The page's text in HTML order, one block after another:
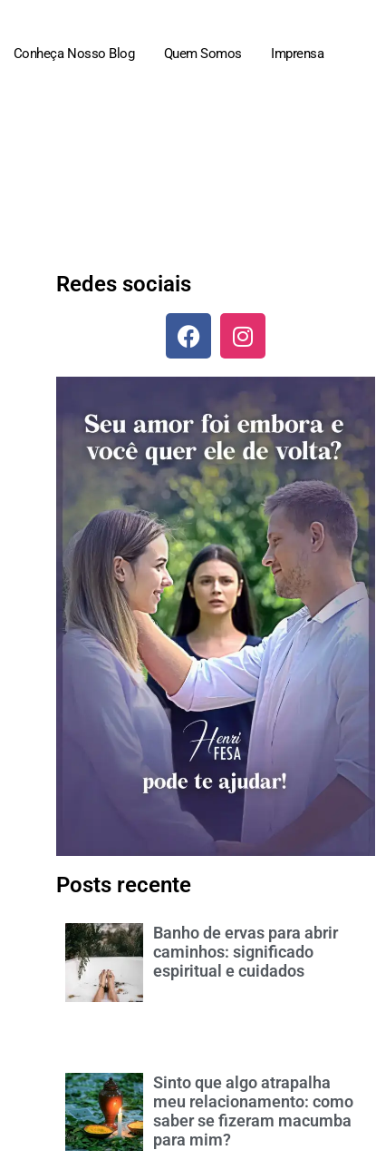
Conheça Nosso Blog Quem Somos
Imprensa
Redes sociais
Posts recente
Banho de ervas para abrir
caminhos: significado
espiritual e cuidados
Sinto que algo atrapalha
meu relacionamento: como
saber se fizeram macumba
para mim?